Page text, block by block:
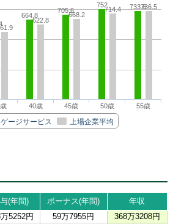
664.8
705.6
752 733.6
622.8
668.2
714.4 736.5
ージサービス 上場企業平均
40歳 45歳 50歳 55歳
(年間) ボーナス(年間)
年収
5252円 59万7955円
368万3208円